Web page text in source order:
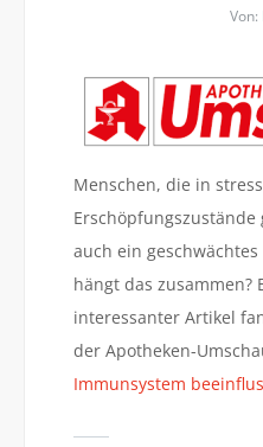
Von:
Menschen, die in
auch ein
hängt das zusammen?
interessanter Artikel
der Apotheken-
Immunsystem